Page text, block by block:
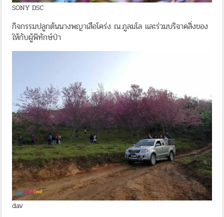
SONY DSC
กิจกรรมปลูกต้นนางพญาเสือโคร่ง ณ.ภูลมโล และร่วมบริจาคสิ่งของ
ให้กับผู้พิทักษ์ป่า
dav